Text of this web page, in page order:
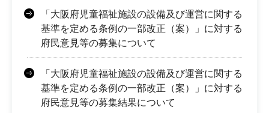
「大阪府児童福祉施設の設備及び運営に関する
基準を定める条例の一部改正（案）」に対する
府民意見等の募集について
「大阪府児童福祉施設の設備及び運営に関する
基準を定める条例の一部改正（案）」に対する
府民意見等の募集結果について